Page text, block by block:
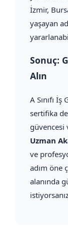
İzmir,
yaşayan
Sonuç:
Alın
A Sınıfı
sertifika
güvencesi
Uzman
ve
adım öne
alanında